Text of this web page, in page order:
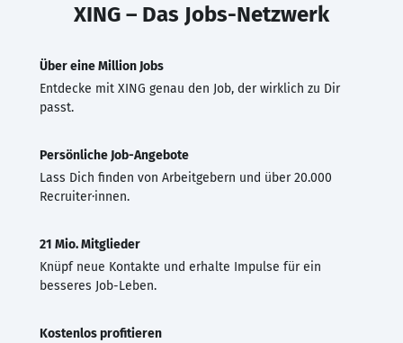
XING – Das Jobs-Netzwerk
Über eine Million Jobs
Entdecke mit XING genau den Job, der wirklich zu Dir
passt.
Persönliche Job-Angebote
Lass Dich finden von Arbeitgebern und über 20.000
Recruiter·innen.
21 Mio. Mitglieder
Knüpf neue Kontakte und erhalte Impulse für ein
besseres Job-Leben.
Kostenlos profitieren